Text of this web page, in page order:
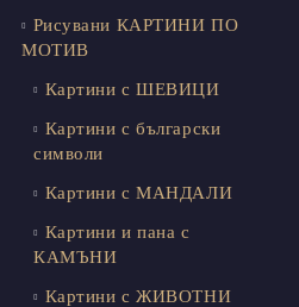
Рисувани КАРТИНИ ПО
МОТИВ
Картини с ШЕВИЦИ
Картини с български
символи
Картини с МАНДАЛИ
Картини и пана с
КАМЪНИ
Картини с ЖИВОТНИ